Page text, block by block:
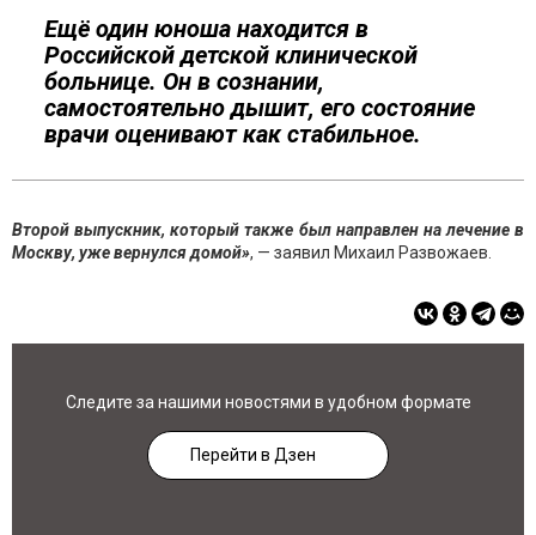
Ещё один юноша находится в
Российской детской клинической
больнице. Он в сознании,
самостоятельно дышит, его состояние
врачи оценивают как стабильное.
Второй выпускник, который также был направлен на лечение в
Москву, уже вернулся домой», — заявил Михаил Развожаев.
Следите за нашими новостями в удобном формате
Перейти в Дзен